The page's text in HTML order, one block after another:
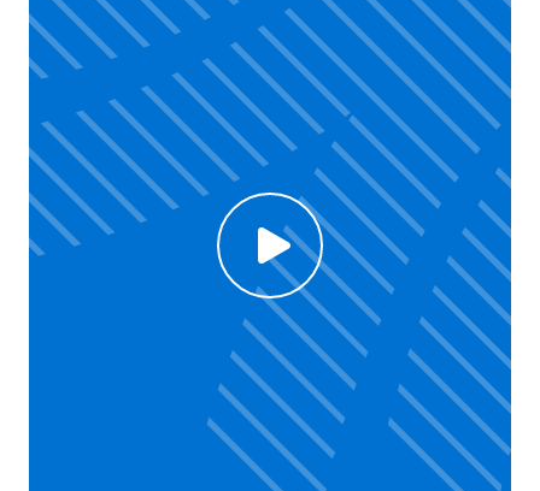
Voir la vidéo
Click to enable Youtube cookies and see content